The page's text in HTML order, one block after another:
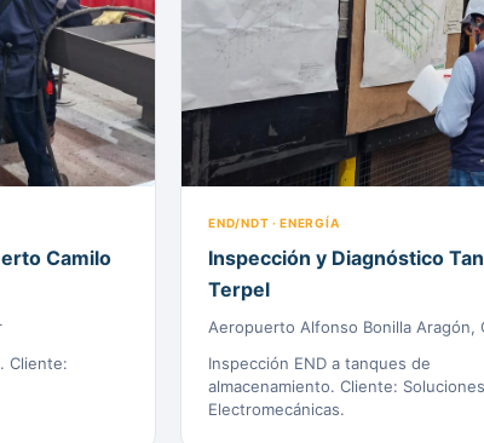
Camilo
Cliente:
END/NDT · ENERGÍA
Inspección y Diagnóstico
Terpel
Aeropuerto Alfonso Bonilla Aragón,
Inspección END a tanques de
almacenamiento. Cliente: Soluciones
Electromecánicas.